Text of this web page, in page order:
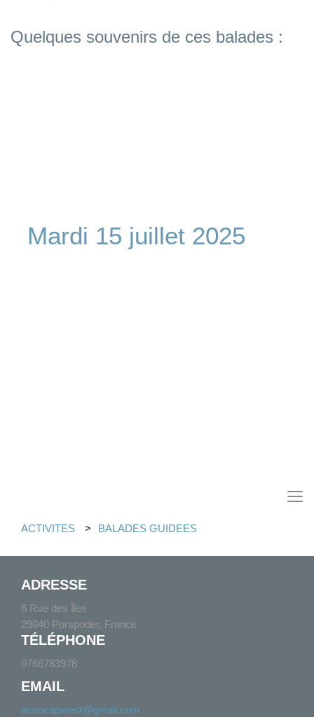
Quelques souvenirs de ces balades :
Mardi 15 juillet 2025
ACTIVITES BALADES GUIDEES
ADRESSE
6 Rue des Îles
29840 Porspoder, France
TÉLÉPHONE
0766783978
EMAIL
assocapwest@gmail.com